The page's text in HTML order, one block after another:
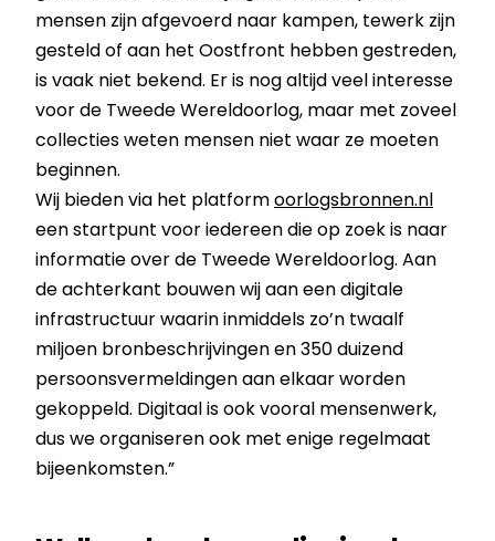
mensen zijn afgevoerd naar kampen, tewerk zijn
gesteld of aan het Oostfront hebben gestreden,
is vaak niet bekend. Er is nog altijd veel interesse
voor de Tweede Wereldoorlog, maar met zoveel
collecties weten mensen niet waar ze moeten
beginnen.
Wij bieden via het platformoorlogsbronnen.nl
een startpunt voor iedereen die op zoek is naar
informatie over de Tweede Wereldoorlog. Aan
de achterkant bouwen wij aan een digitale
infrastructuur waarin inmiddels zo’n twaalf
miljoen bronbeschrijvingen en 350 duizend
persoonsvermeldingen aan elkaar worden
gekoppeld. Digitaal is ook vooral mensenwerk,
dus we organiseren ook met enige regelmaat
bijeenkomsten.”